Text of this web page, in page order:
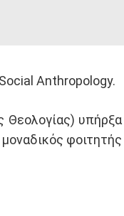
Anthropology.
Θεολογίας)